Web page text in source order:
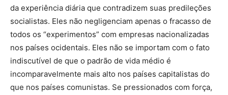
da experiência diária que contradizem suas predileções
socialistas. Eles não negligenciam apenas o fracasso de
todos os “experimentos” com empresas nacionalizadas
nos países ocidentais. Eles não se importam com o fato
indiscutível de que o padrão de vida médio é
incomparavelmente mais alto nos países capitalistas do
que nos países comunistas. Se pressionados com força,